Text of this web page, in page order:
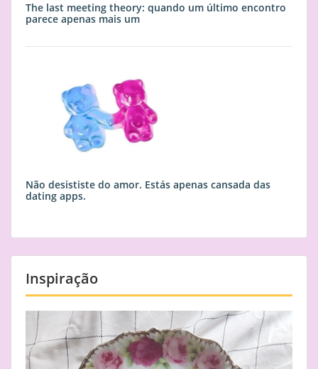
The last meeting theory: quando um último encontro
parece apenas mais um
Não desististe do amor. Estás apenas cansada das
dating apps.
Inspiração